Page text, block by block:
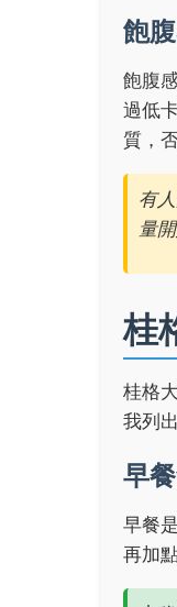
飽
飽腹
過低
質，
有
量
桂
桂格
我列
早
早餐
再加